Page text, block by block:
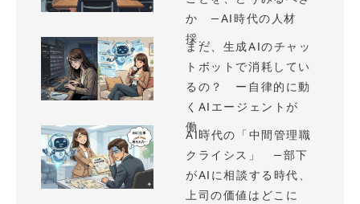
か —AI時代の人材
採...
まだ、生成AIのチャッ
トボットで消耗してい
るの？ ー自律的に動
くAIエージェントが
働...
AI時代の「中間管理職
クライシス」 —部下
がAIに相談する時代、
上司の価値はどこに